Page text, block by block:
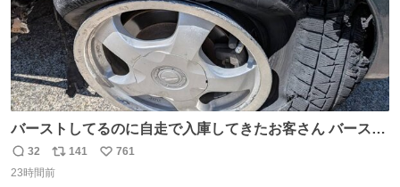
バーストしてるのに自走で入庫してきたお客さん バースト
したならその場で動かないで助け呼んで下さい😰 保険にロ
ードサービス付いてて金銭負担も無いんですから これで走
返
信
32
リ
ポ
141
い
761
23時間前